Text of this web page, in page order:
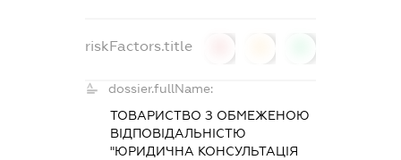
riskFactors.title
dossier.fullName:
ТОВАРИСТВО З ОБМЕЖЕНОЮ
ВІДПОВІДАЛЬНІСТЮ
"ЮРИДИЧНА КОНСУЛЬТАЦІЯ